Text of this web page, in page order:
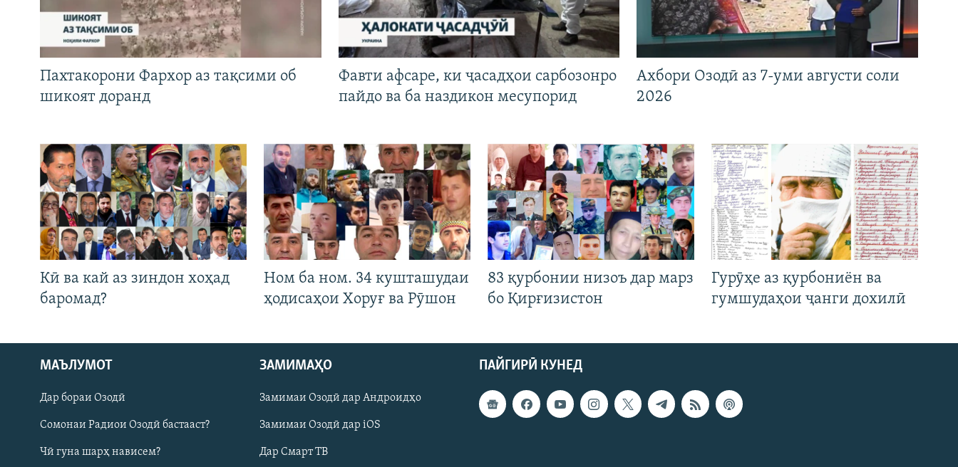
Русский
ПАЙГИРӢ КУНЕД
Пахтакорони Фархор аз тақсими об
шикоят доранд
Фавти афсаре, ки ҷасадҳои сарбозонро
пайдо ва ба наздикон месупорид
Ахбори Озодӣ аз 7-уми августи соли
2026
Кӣ ва кай аз зиндон хоҳад
баромад?
Ном ба ном. 34 кушташудаи
ҳодисаҳои Хоруғ ва Рӯшон
83 қурбонии низоъ дар марз
бо Қирғизистон
Гурӯҳе аз қурбониён ва
гумшудаҳои ҷанги дохилӣ
ПАЙГИРӢ КУНЕД
МАЪЛУМОТ
Дар бораи Озодӣ
Сомонаи Радиои Озодӣ бастааст?
Чӣ гуна шарҳ нависем?
ЗАМИМАҲО
Замимаи Озодӣ дар Андроидҳо
Замимаи Озодӣ дар iOS
Дар Смарт ТВ